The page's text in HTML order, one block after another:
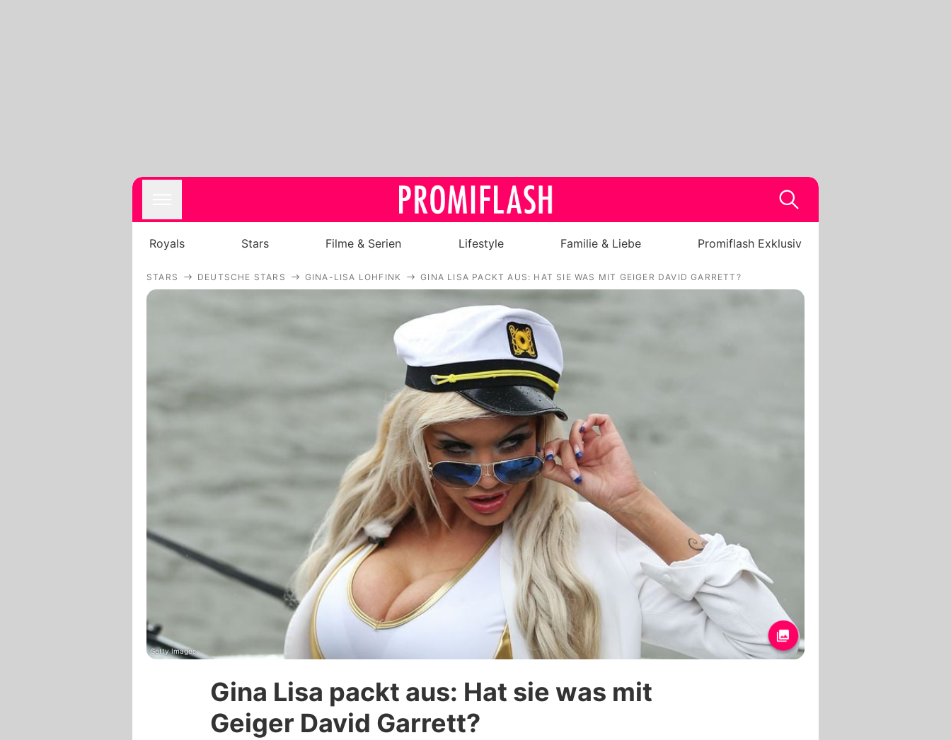
Royals
Stars
Filme & Serien
Lifestyle
Familie & Liebe
Promiflash Exklusiv
Alle Themen auf Promiflash
Jobs
App runterladen
Team
Redaktionelle Richtlinien
Impressum
Datenschutzerklärung
Nutzungsbedingungen
Utiq verwalten
Royals Stars Filme & Serien Lifestyle Familie & Liebe Promiflash Exklusiv
STARS DEUTSCHE STARS GINA-LISA LOHFINK GINA LISA PACKT AUS: HAT SIE WAS MIT GEIGER DAVID GARRETT?
Getty Images
Gina Lisa packt aus: Hat sie was mit
Geiger David Garrett?